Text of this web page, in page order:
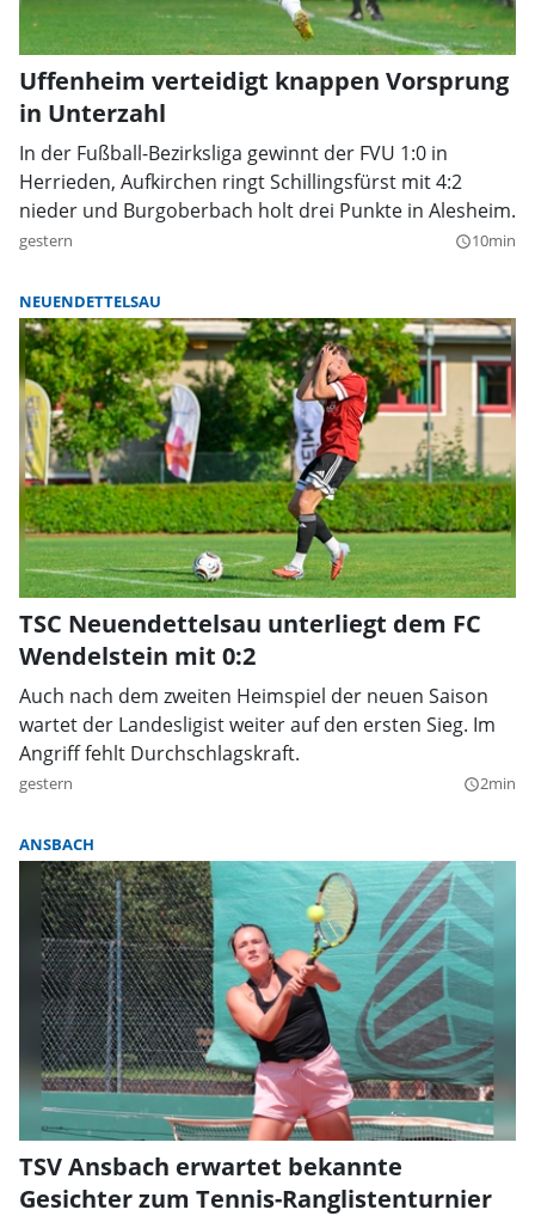
Uffenheim verteidigt knappen Vorsprung
in Unterzahl
In der Fußball-Bezirksliga gewinnt der FVU 1:0 in
Herrieden, Aufkirchen ringt Schillingsfürst mit 4:2
nieder und Burgoberbach holt drei Punkte in Alesheim.
gestern query_builder10min
NEUENDETTELSAU
TSC Neuendettelsau unterliegt dem FC
Wendelstein mit 0:2
Auch nach dem zweiten Heimspiel der neuen Saison
wartet der Landesligist weiter auf den ersten Sieg. Im
Angriff fehlt Durchschlagskraft.
gestern query_builder2min
ANSBACH
TSV Ansbach erwartet bekannte
Gesichter zum Tennis-Ranglistenturnier